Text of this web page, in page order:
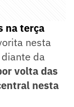
na terça
nesta
da
volta das
nesta